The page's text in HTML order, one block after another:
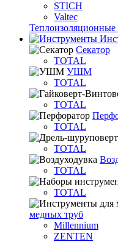
STICH
Valtec
Секатор
TOTAL
УШМ
TOTAL
TOTAL
TOTAL
TOTAL
TOTAL
TOTAL
медных труб
Millennium
ZENTEN